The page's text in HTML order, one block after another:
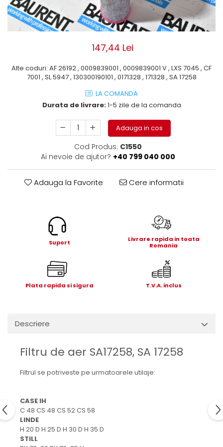
KIT GARNITURI
BURDUF PROTECTIE
ELECTRICE
Bolturi, role si bucse
AMA
Hidraulice
Pompa si motor electric
Burdufe si cilindri hidraulici
Mecanice
Bolturi, role si bucse
Motoare electrice si pompe
Role, bucse si bolturi
Hidraulice
Mecanice
Bolturi, role si bucse
Pompe si motoare electrice
DAUTEL
Electrice
Hidraulica
Presuri camion
Lazi camion
Huse scaun camion
Scule camion
Stergatoare parbriz camion
Cupla aer / Racord aer
147,44 Lei
Alte coduri: AF 26192 , 0009839001 , 0009839001 V , LXS 7045 , CF
7001 , SL 5947 , 130300190101 , 0171328 , 171328 , SA 17258
LA COMANDA
Durata de livrare:1-5 zile de la comanda
Adauga in cos
Cod Produs: C1550
Ai nevoie de ajutor? +40 799 040 000
Adauga la Favorite Cere informatii
Suport
Livrare rapida in toata
Romania
Plata rapida si sigura T.V.A. inclus
Descriere
Filtru de aer SA17258, SA 17258
Filtrul se potriveste pe urmatoarele utilaje:
CASE IH
C 48 CS 48 CS 52 CS 58
LINDE
H 20 D H 25 D H 30 D H 35 D
STILL